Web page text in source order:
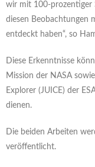
wir mit 100-prozentiger
diesen Beobachtungen
entdeckt haben“, so
Diese Erkenntnisse
Mission der NASA
Explorer (JUICE) der
dienen.
Die beiden Arbeiten
veröffentlicht.